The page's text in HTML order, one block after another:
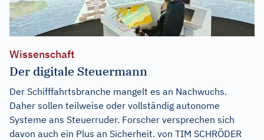
Wissenschaft
Der digitale Steuermann
Der Schifffahrtsbranche mangelt es an Nachwuchs.
Daher sollen teilweise oder vollständig autonome
Systeme ans Steuerruder. Forscher versprechen sich
davon auch ein Plus an Sicherheit. von TIM SCHRÖDER